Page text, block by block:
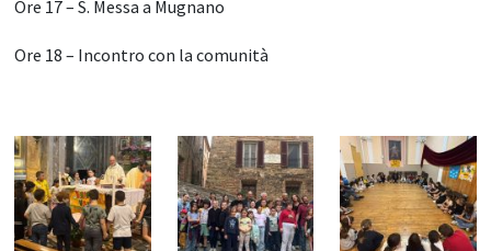
Ore 17 – S. Messa a Mugnano
Ore 18 – Incontro con la comunità